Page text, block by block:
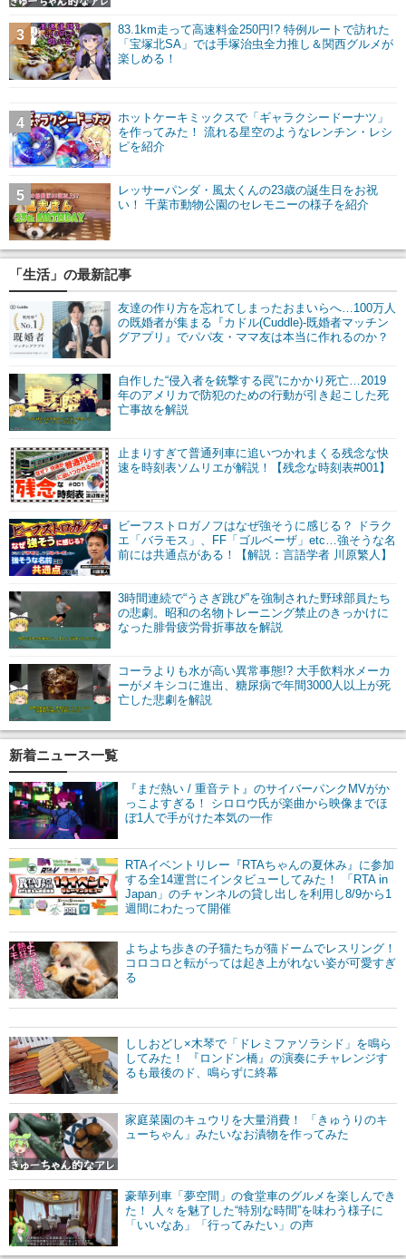
83.1km走って高速料金250円!? 特例ルートで訪れた
「宝塚北SA」では手塚治虫全力推し＆関西グルメが
楽しめる！
3
ホットケーキミックスで「ギャラクシードーナツ」
を作ってみた！ 流れる星空のようなレンチン・レシ
ピを紹介
4
レッサーパンダ・風太くんの23歳の誕生日をお祝
い！ 千葉市動物公園のセレモニーの様子を紹介
5
「生活」の最新記事
友達の作り方を忘れてしまったおまいらへ…100万人
の既婚者が集まる『カドル(Cuddle)-既婚者マッチン
グアプリ』でパパ友・ママ友は本当に作れるのか？
自作した“侵入者を銃撃する罠”にかかり死亡…2019
年のアメリカで防犯のための行動が引き起こした死
亡事故を解説
止まりすぎて普通列車に追いつかれまくる残念な快
速を時刻表ソムリエが解説！【残念な時刻表#001】
ビーフストロガノフはなぜ強そうに感じる？ ドラク
エ「バラモス」、FF「ゴルベーザ」etc…強そうな名
前には共通点がある！【解説：言語学者 川原繁人】
3時間連続で“うさぎ跳び”を強制された野球部員たち
の悲劇。昭和の名物トレーニング禁止のきっかけに
なった腓骨疲労骨折事故を解説
コーラよりも水が高い異常事態!? 大手飲料水メーカ
ーがメキシコに進出、糖尿病で年間3000人以上が死
亡した悲劇を解説
新着ニュース一覧
『まだ熱い / 重音テト』のサイバーパンクMVがか
っこよすぎる！ シロロウ氏が楽曲から映像までほ
ぼ1人で手がけた本気の一作
RTAイベントリレー『RTAちゃんの夏休み』に参加
する全14運営にインタビューしてみた！ 「RTA in
Japan」のチャンネルの貸し出しを利用し8/9から1
週間にわたって開催
よちよち歩きの子猫たちが猫ドームでレスリング！
コロコロと転がっては起き上がれない姿が可愛すぎ
る
ししおどし×木琴で「ドレミファソラシド」を鳴ら
してみた！ 『ロンドン橋』の演奏にチャレンジす
るも最後のド、鳴らずに終幕
家庭菜園のキュウリを大量消費！ 「きゅうりのキ
ューちゃん」みたいなお漬物を作ってみた
豪華列車「夢空間」の食堂車のグルメを楽しんでき
た！ 人々を魅了した“特別な時間”を味わう様子に
「いいなあ」「行ってみたい」の声